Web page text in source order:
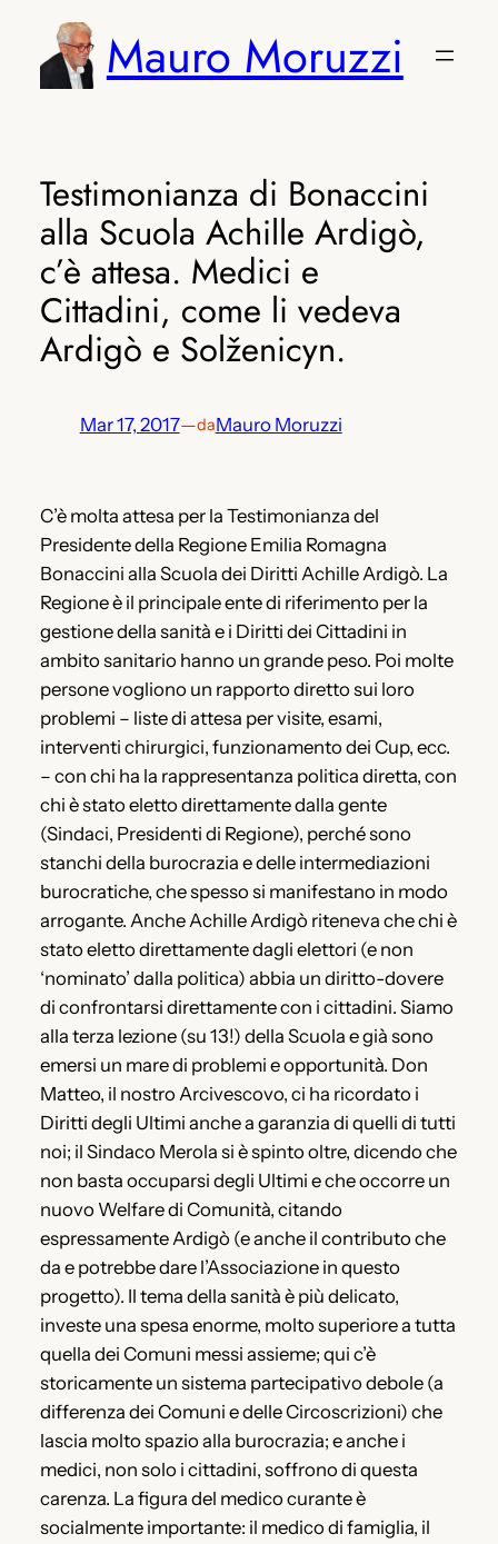
contenuto
Mauro Moruzzi
Testimonianza di Bonaccini
alla Scuola Achille Ardigò,
c’è attesa. Medici e
Cittadini, come li vedeva
Ardigò e Solženicyn.
Mar 17, 2017—daMauro Moruzzi
C’è molta attesa per la Testimonianza del
Presidente della Regione Emilia Romagna
Bonaccini alla Scuola dei Diritti Achille Ardigò. La
Regione è il principale ente di riferimento per la
gestione della sanità e i Diritti dei Cittadini in
ambito sanitario hanno un grande peso. Poi molte
persone vogliono un rapporto diretto sui loro
problemi – liste di attesa per visite, esami,
interventi chirurgici, funzionamento dei Cup, ecc.
– con chi ha la rappresentanza politica diretta, con
chi è stato eletto direttamente dalla gente
(Sindaci, Presidenti di Regione), perché sono
stanchi della burocrazia e delle intermediazioni
burocratiche, che spesso si manifestano in modo
arrogante. Anche Achille Ardigò riteneva che chi è
stato eletto direttamente dagli elettori (e non
‘nominato’ dalla politica) abbia un diritto-dovere
di confrontarsi direttamente con i cittadini. Siamo
alla terza lezione (su 13!) della Scuola e già sono
emersi un mare di problemi e opportunità. Don
Matteo, il nostro Arcivescovo, ci ha ricordato i
Diritti degli Ultimi anche a garanzia di quelli di tutti
noi; il Sindaco Merola si è spinto oltre, dicendo che
non basta occuparsi degli Ultimi e che occorre un
nuovo Welfare di Comunità, citando
espressamente Ardigò (e anche il contributo che
da e potrebbe dare l’Associazione in questo
progetto). Il tema della sanità è più delicato,
investe una spesa enorme, molto superiore a tutta
quella dei Comuni messi assieme; qui c’è
storicamente un sistema partecipativo debole (a
differenza dei Comuni e delle Circoscrizioni) che
lascia molto spazio alla burocrazia; e anche i
medici, non solo i cittadini, soffrono di questa
carenza. La figura del medico curante è
socialmente importante: il medico di famiglia, il